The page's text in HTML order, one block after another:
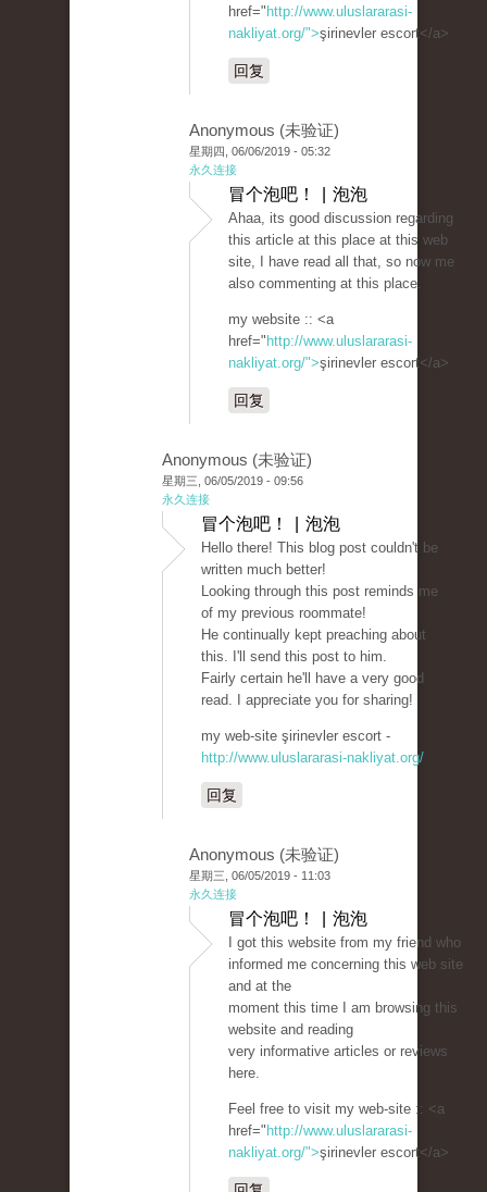
href=" http://www.uluslararasi-
nakliyat.org/">şirinevler escort</a>
回复
Anonymous (未验证)
星期四, 06/06/2019 - 05:32
永久连接
冒个泡吧！ | 泡泡
Ahaa, its good discussion regarding
this article at this place at this web
site, I have read all that, so now me
also commenting at this place.
my website :: <a
href=" http://www.uluslararasi-
nakliyat.org/">şirinevler escort</a>
回复
Anonymous (未验证)
星期三, 06/05/2019 - 09:56
永久连接
冒个泡吧！ | 泡泡
Hello there! This blog post couldn't be
written much better!
Looking through this post reminds me
of my previous roommate!
He continually kept preaching about
this. I'll send this post to him.
Fairly certain he'll have a very good
read. I appreciate you for sharing!
my web-site şirinevler escort -
http://www.uluslararasi-nakliyat.org/
回复
Anonymous (未验证)
星期三, 06/05/2019 - 11:03
永久连接
冒个泡吧！ | 泡泡
I got this website from my friend who
informed me concerning this web site
and at the
moment this time I am browsing this
website and reading
very informative articles or reviews
here.
Feel free to visit my web-site :: <a
href=" http://www.uluslararasi-
nakliyat.org/">şirinevler escort</a>